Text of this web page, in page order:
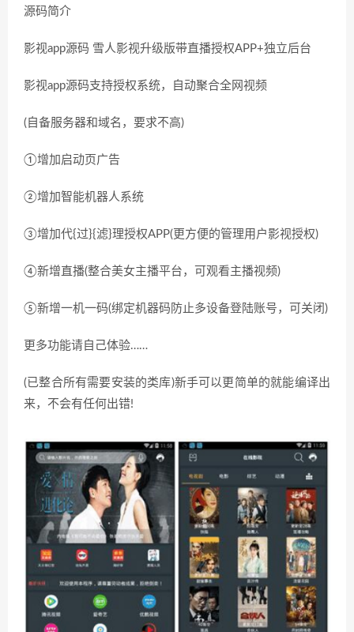
源码简介
影视app源码 雪人影视升级版带直播授权APP+独立后台
影视app源码支持授权系统，自动聚合全网视频
(自备服务器和域名，要求不高)
①增加启动页广告
②增加智能机器人系统
③增加代{过}{滤}理授权APP(更方便的管理用户影视授权)
④新增直播(整合美女主播平台，可观看主播视频)
⑤新增一机一码(绑定机器码防止多设备登陆账号，可关闭)
更多功能请自己体验……
(已整合所有需要安装的类库)新手可以更简单的就能编译出
来，不会有任何出错!